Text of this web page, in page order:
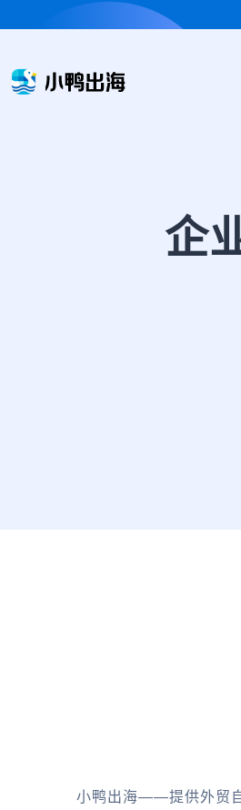
企
小鸭出海——提供外贸自